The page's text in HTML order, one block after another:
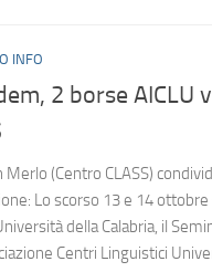
INFO
2 borse AICLU
Merlo (Centro CLASS)
Lo scorso 13 e 14 ottobre
della Calabria, il
Centri Linguistici